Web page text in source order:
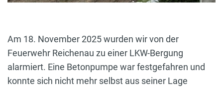
Am 18. November 2025 wurden wir von der
Feuerwehr Reichenau zu einer LKW-Bergung
alarmiert. Eine Betonpumpe war festgefahren und
konnte sich nicht mehr selbst aus seiner Lage